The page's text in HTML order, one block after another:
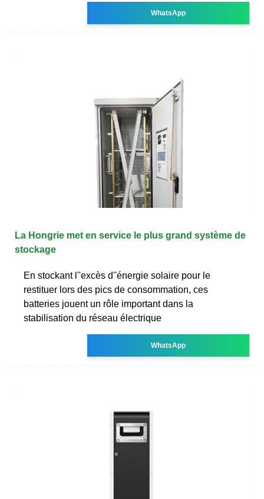
WhatsApp
La Hongrie met en service le plus grand système de
stockage
En stockant l''excès d''énergie solaire pour le
restituer lors des pics de consommation, ces
batteries jouent un rôle important dans la
stabilisation du réseau électrique
WhatsApp